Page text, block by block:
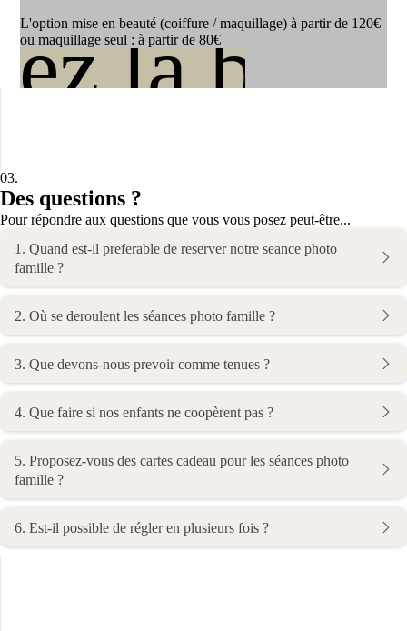
L'option mise en beauté (coiffure / maquillage) à partir de 120€
ou maquillage seul : à partir de 80€
la
03.
Des questions ?
Pour répondre aux questions que vous vous posez peut-être...
1. Quand est-il preferable de reserver notre seance photo
famille ?
2. Où se deroulent les séances photo famille ?
3. Que devons-nous prevoir comme tenues ?
4. Que faire si nos enfants ne coopèrent pas ?
5. Proposez-vous des cartes cadeau pour les séances photo
famille ?
6. Est-il possible de régler en plusieurs fois ?